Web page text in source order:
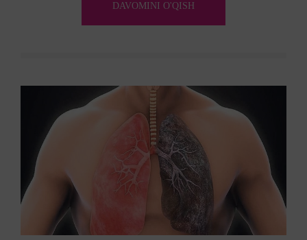
biron bir usuli bormi?DAVOMINI O'QISH